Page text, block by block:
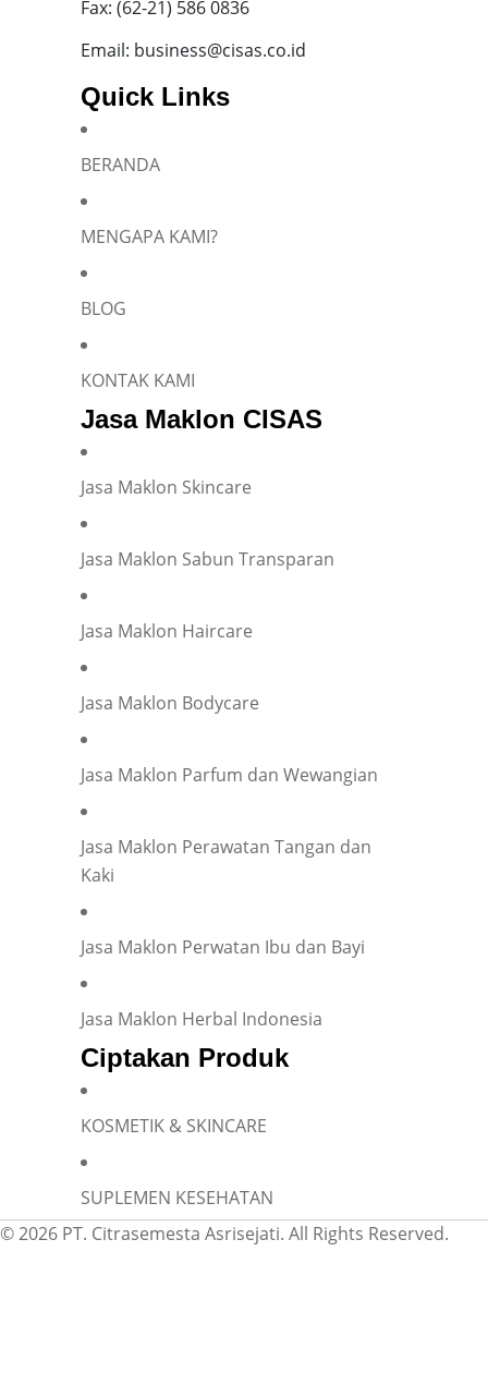
Fax: (62-21) 586 0836
Email: business@cisas.co.id
Quick Links
BERANDA
MENGAPA KAMI?
BLOG
KONTAK KAMI
Jasa Maklon CISAS
Jasa Maklon Skincare
Jasa Maklon Sabun Transparan
Jasa Maklon Haircare
Jasa Maklon Bodycare
Jasa Maklon Parfum dan Wewangian
Jasa Maklon Perawatan Tangan dan
Kaki
Jasa Maklon Perwatan Ibu dan Bayi
Jasa Maklon Herbal Indonesia
Ciptakan Produk
KOSMETIK & SKINCARE
SUPLEMEN KESEHATAN
© 2026 PT. Citrasemesta Asrisejati. All Rights Reserved.